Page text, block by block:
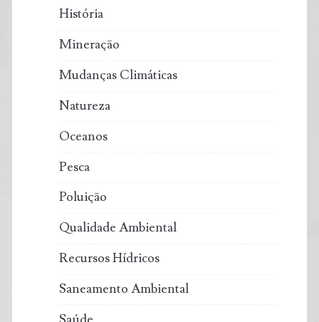
História
Mineração
Mudanças Climáticas
Natureza
Oceanos
Pesca
Poluição
Qualidade Ambiental
Recursos Hídricos
Saneamento Ambiental